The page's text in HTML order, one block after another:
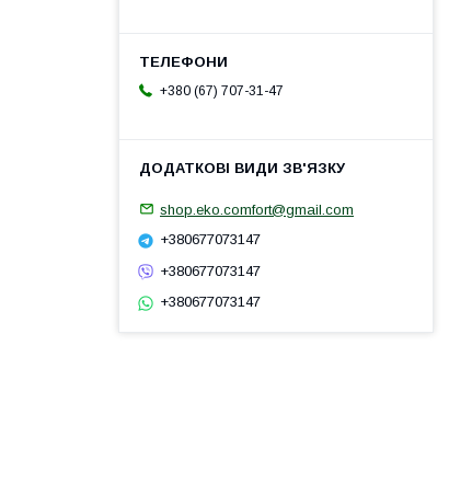
+380 (67) 707-31-47
shop.eko.comfort@gmail.com
+380677073147
+380677073147
+380677073147